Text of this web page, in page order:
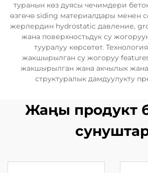
туранын көз дуясы чечимдери
өзгөчө siding материалдары менен
жерлердин hydrostatic давление,
жана поверхностьдук су
тууралуу көрсөтөт.
жакшырылган су жогоруу
жакшырылган жана акчылык
структуралык дамдуулукту
Жаңы продукт